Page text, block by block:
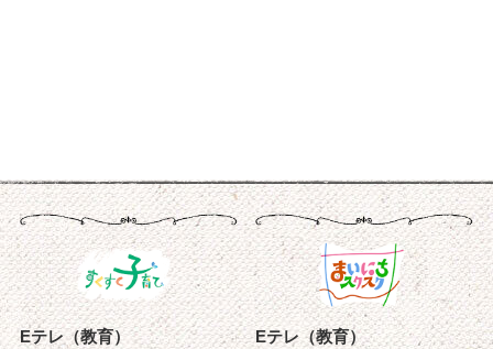
Eテレ（教育） Eテレ（教育）